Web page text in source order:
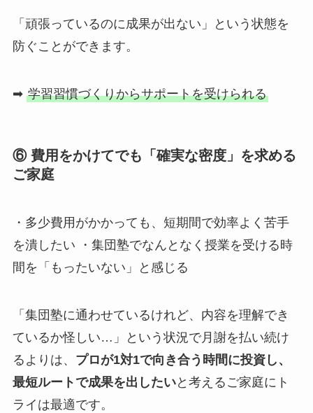
「頑張っているのに成果が出ない」という状態を
防ぐことができます。
➡ 学習習慣づくりからサポートを受けられる
⑥ 費用をかけてでも「確実な密度」を求める
ご家庭
・多少費用がかかっても、短期間で効率よく苦手
を潰したい ・集団塾でなんとなく授業を受ける時
間を「もったいない」と感じる
「集団塾に通わせているけれど、内容を理解でき
ているか怪しい…」という状況で月謝を払い続け
るよりは、 プロが1対1で向き合う時間に投資し、
最短ルートで成果を出したいと考えるご家庭にト
ライは最適です。